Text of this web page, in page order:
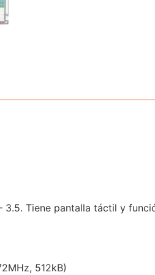
Tiene pantalla táctil y
512kB)